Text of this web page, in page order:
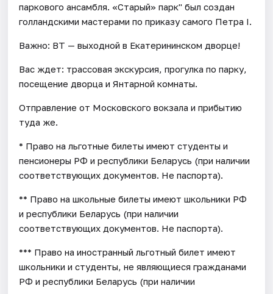
паркового ансамбля. «Старый» парк" был создан
голландскими мастерами по приказу самого Петра I.
Важно: ВТ — выходной в Екатерининском дворце!
Вас ждет: трассовая экскурсия, прогулка по парку,
посещение дворца и Янтарной комнаты.
Отправление от Московского вокзала и прибытию
туда же.
* Право на льготные билеты имеют студенты и
пенсионеры РФ и республики Беларусь (при наличии
соответствующих документов. Не паспорта).
** Право на школьные билеты имеют школьники РФ
и республики Беларусь (при наличии
соответствующих документов. Не паспорта).
*** Право на иностранный льготный билет имеют
школьники и студенты, не являющиеся гражданами
РФ и республики Беларусь (при наличии